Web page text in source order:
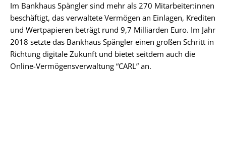
Im Bankhaus Spängler sind mehr als 270 Mitarbeiter:innen
beschäftigt, das verwaltete Vermögen an Einlagen, Krediten
und Wertpapieren beträgt rund 9,7 Milliarden Euro. Im Jahr
2018 setzte das Bankhaus Spängler einen großen Schritt in
Richtung digitale Zukunft und bietet seitdem auch die
Online-Vermögensverwaltung “CARL” an.